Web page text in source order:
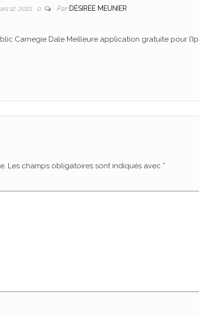
12, 2021 0 Par DÉSIRÉE MEUNIER
Carnegie Dale Meilleure application gratuite pour
Les champs obligatoires sont indiqués avec *